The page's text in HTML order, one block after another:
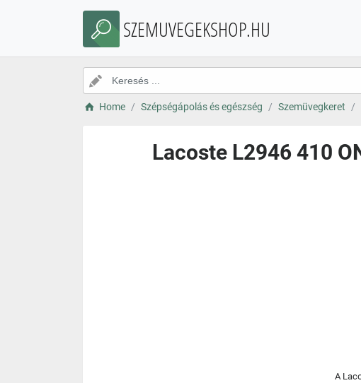
SZEMUVEGEKSHOP.HU
Home Szépségápolás és egészség Szemüvegkeret
Lacoste L2946 410
A